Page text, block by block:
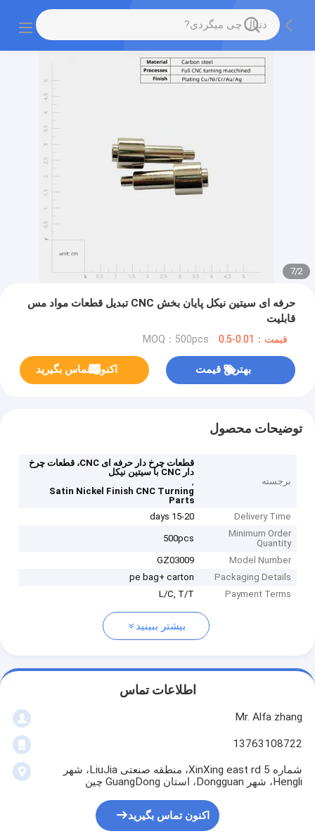
2
/
7
حرفه ای سیتین نیکل پایان بخش CNC تبدیل قطعات مواد مس
قابلیت
قیمت：0.01-0.5 MOQ：500pcs
بهترین قیمت اکنون تماس بگیرید
توضیحات محصول
برجسته
قطعات چرخ دار حرفه ای CNC، قطعات چرخ
دار CNC با سیتین نیکل
,
Satin Nickel Finish CNC Turning
Parts
Delivery Time
15-20 days
Minimum Order
Quantity
500pcs
Model Number
GZ03009
Packaging Details
pe bag+ carton
Payment Terms
L/C, T/T
بیشتر ببینید
اطلاعات تماس
Mr. Alfa zhang
13763108722
شماره 5 XinXing east rd، منطقه صنعتی LiuJia، شهر
Hengli، شهر Dongguan، استان GuangDong چین
اکنون تماس بگیرید